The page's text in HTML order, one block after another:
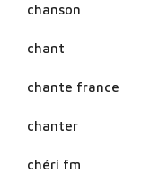
chanson
chant
chante france
chanter
chéri fm